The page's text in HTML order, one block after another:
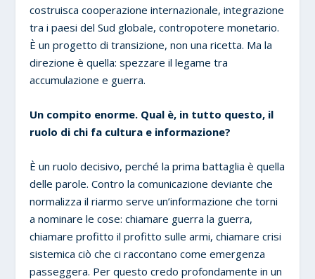
costruisca cooperazione internazionale, integrazione
tra i paesi del Sud globale, contropotere monetario.
È un progetto di transizione, non una ricetta. Ma la
direzione è quella: spezzare il legame tra
accumulazione e guerra.
Un compito enorme. Qual è, in tutto questo, il
ruolo di chi fa cultura e informazione?
È un ruolo decisivo, perché la prima battaglia è quella
delle parole. Contro la comunicazione deviante che
normalizza il riarmo serve un’informazione che torni
a nominare le cose: chiamare guerra la guerra,
chiamare profitto il profitto sulle armi, chiamare crisi
sistemica ciò che ci raccontano come emergenza
passeggera. Per questo credo profondamente in un